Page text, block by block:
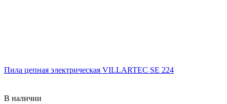
Пила цепная электрическая VILLARTEC SE 224
В наличии